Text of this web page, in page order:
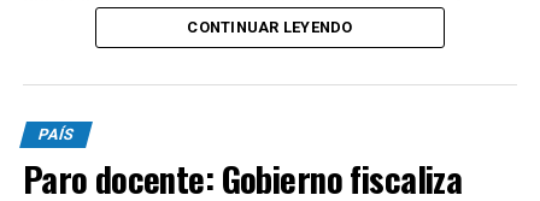
comisarías pero, al no pasar las 24 horas, no fueron
Cuando fuimos y vimos a los serenos nos dimos cuenta
que había algo raro, empezamos a buscar y se fueron
corriendo. Llamamos a la policía y ahí la vieron", declaró
el familiar.
CONTINUAR LEYENDO
PAÍS
Paro docente: Gobierno fiscaliza